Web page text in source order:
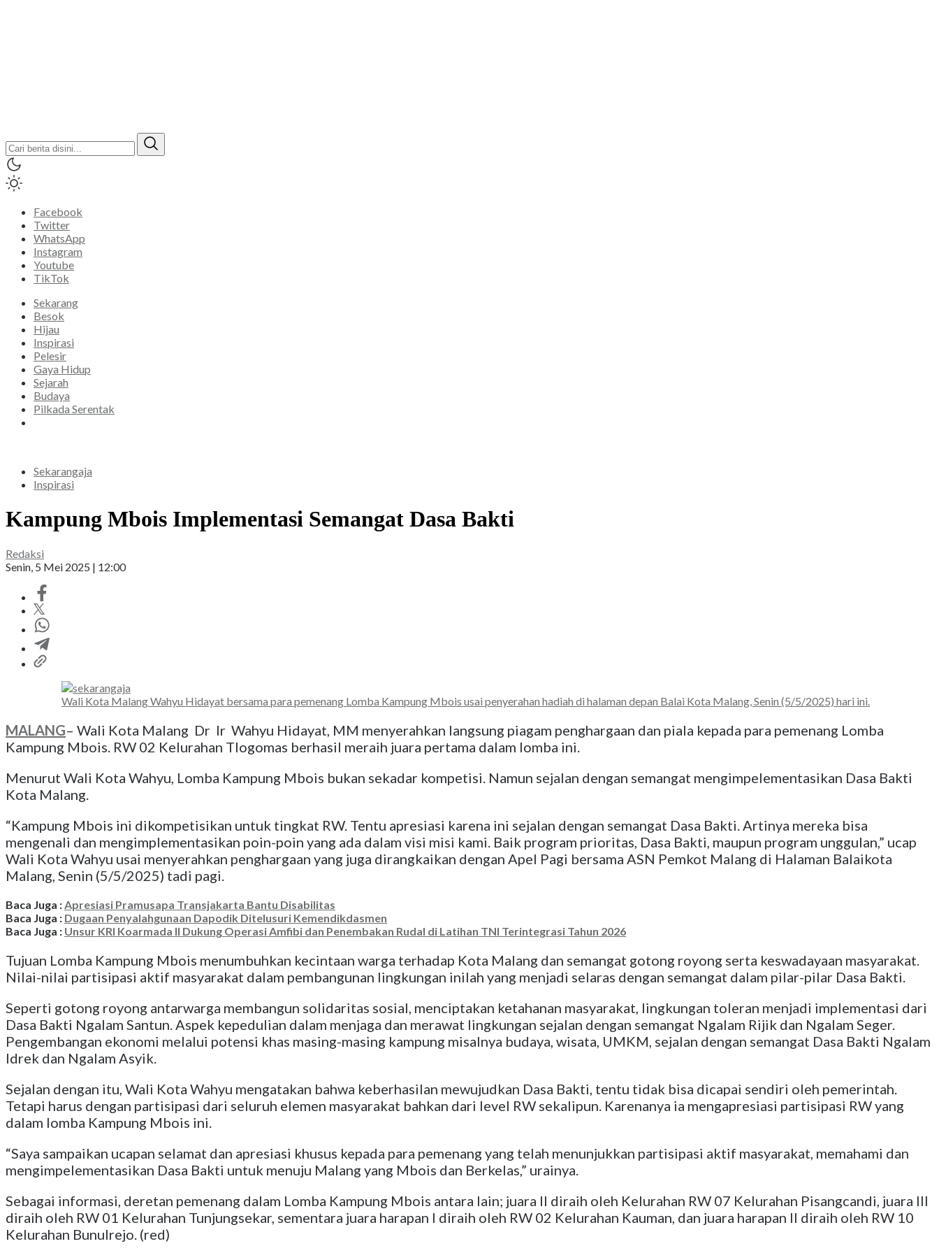
Facebook
Twitter
WhatsApp
Instagram
Youtube
TikTok
Sekarang
Besok
Hijau
Inspirasi
Pelesir
Gaya Hidup
Sejarah
Budaya
Pilkada Serentak
Sekarangaja
Inspirasi
Kampung Mbois Implementasi Semangat Dasa Bakti
Redaksi
Senin, 5 Mei 2025 | 12:00
Wali Kota Malang Wahyu Hidayat bersama para pemenang Lomba Kampung Mbois usai penyerahan hadiah di halaman depan Balai Kota Malang, Senin (5/5/2025) hari ini.
MALANG– Wali Kota Malang Dr Ir Wahyu Hidayat, MM menyerahkan langsung piagam penghargaan dan piala kepada para pemenang Lomba
Kampung Mbois. RW 02 Kelurahan Tlogomas berhasil meraih juara pertama dalam lomba ini.
Menurut Wali Kota Wahyu, Lomba Kampung Mbois bukan sekadar kompetisi. Namun sejalan dengan semangat mengimpelementasikan Dasa Bakti
Kota Malang.
“Kampung Mbois ini dikompetisikan untuk tingkat RW. Tentu apresiasi karena ini sejalan dengan semangat Dasa Bakti. Artinya mereka bisa
mengenali dan mengimplementasikan poin-poin yang ada dalam visi misi kami. Baik program prioritas, Dasa Bakti, maupun program unggulan,” ucap
Wali Kota Wahyu usai menyerahkan penghargaan yang juga dirangkaikan dengan Apel Pagi bersama ASN Pemkot Malang di Halaman Balaikota
Malang, Senin (5/5/2025) tadi pagi.
Baca Juga :Apresiasi Pramusapa Transjakarta Bantu Disabilitas
Baca Juga : Dugaan Penyalahgunaan Dapodik Ditelusuri Kemendikdasmen
Baca Juga : Unsur KRI Koarmada II Dukung Operasi Amfibi dan Penembakan Rudal di Latihan TNI Terintegrasi Tahun 2026
Tujuan Lomba Kampung Mbois menumbuhkan kecintaan warga terhadap Kota Malang dan semangat gotong royong serta keswadayaan masyarakat.
Nilai-nilai partisipasi aktif masyarakat dalam pembangunan lingkungan inilah yang menjadi selaras dengan semangat dalam pilar-pilar Dasa Bakti.
Seperti gotong royong antarwarga membangun solidaritas sosial, menciptakan ketahanan masyarakat, lingkungan toleran menjadi implementasi dari
Dasa Bakti Ngalam Santun. Aspek kepedulian dalam menjaga dan merawat lingkungan sejalan dengan semangat Ngalam Rijik dan Ngalam Seger.
Pengembangan ekonomi melalui potensi khas masing-masing kampung misalnya budaya, wisata, UMKM, sejalan dengan semangat Dasa Bakti Ngalam
Idrek dan Ngalam Asyik.
Sejalan dengan itu, Wali Kota Wahyu mengatakan bahwa keberhasilan mewujudkan Dasa Bakti, tentu tidak bisa dicapai sendiri oleh pemerintah.
Tetapi harus dengan partisipasi dari seluruh elemen masyarakat bahkan dari level RW sekalipun. Karenanya ia mengapresiasi partisipasi RW yang
dalam lomba Kampung Mbois ini.
“Saya sampaikan ucapan selamat dan apresiasi khusus kepada para pemenang yang telah menunjukkan partisipasi aktif masyarakat, memahami dan
mengimpelementasikan Dasa Bakti untuk menuju Malang yang Mbois dan Berkelas,” urainya.
Sebagai informasi, deretan pemenang dalam Lomba Kampung Mbois antara lain; juara II diraih oleh Kelurahan RW 07 Kelurahan Pisangcandi, juara III
diraih oleh RW 01 Kelurahan Tunjungsekar, sementara juara harapan I diraih oleh RW 02 Kelurahan Kauman, dan juara harapan II diraih oleh RW 10
Kelurahan Bunulrejo. (red)